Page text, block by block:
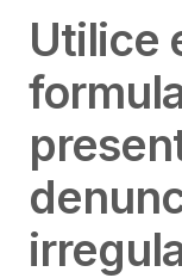
Utilice